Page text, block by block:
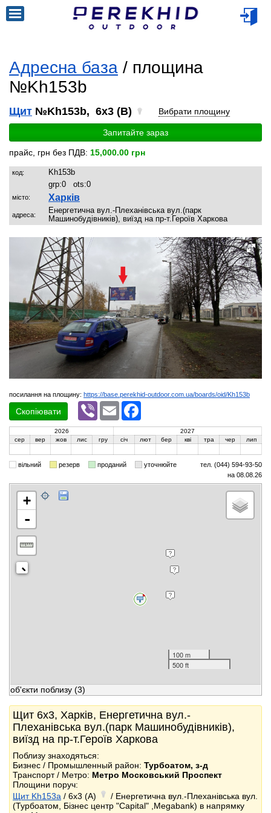
Адресна база / площина
№Kh153b
Щит №Kh153b, 6x3 (B) Вибрати площину
Запитайте зараз
прайс, грн без ПДВ: 15,000.00 грн
код:
Kh153b
grp:0 ots:0
місто: Харків
адреса:
Енергетична вул.-Плеханівська вул.(парк
Машинобудівників), виїзд на пр-т.Героїв Харкова
посилання на площину: https://base.perekhid-outdoor.com.ua/boards/oid/Kh153b
Скопіювати
Viber Email
2026
2027
сер
вер жов лис гру січ лют бер кві тра чер лип
вільний резерв проданий уточнюйте
тел. (044) 594-93-50
на 08.08.26
+
-
100 m
500 ft
об'єкти поблизу (3)
Щит 6x3, Харків, Енергетична вул.-
Плеханівська вул.(парк Машинобудівників),
виїзд на пр-т.Героїв Харкова
Поблизу знаходяться:
Бизнес / Промышленный район: Турбоатом, з-д
Транспорт / Метро: Метро Московський Проспект
Площини поруч:
Щит Kh153a / 6x3 (A)
/ Енергетична вул.-Плеханівська вул.
(Турбоатом, Бізнес центр "Сapital" ,Megabank) в напрямку